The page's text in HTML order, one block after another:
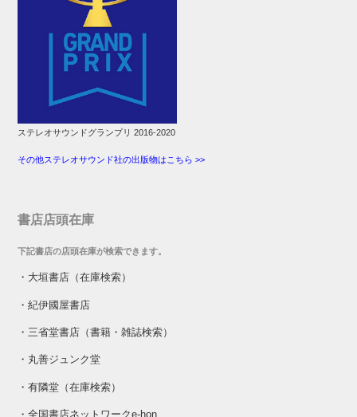
ステレオサウンドグランプリ 2016-2020
その他ステレオサウンド社の出版物はこちら >>
書店店頭在庫
下記書店の店頭在庫が検索できます。
・ 大垣書店（在庫検索）
・紀伊國屋書店
・ 三省堂書店（書籍・雑誌検索）
・ 丸善ジュンク堂
・有隣堂（在庫検索）
・全国書店ネットワークe-hon